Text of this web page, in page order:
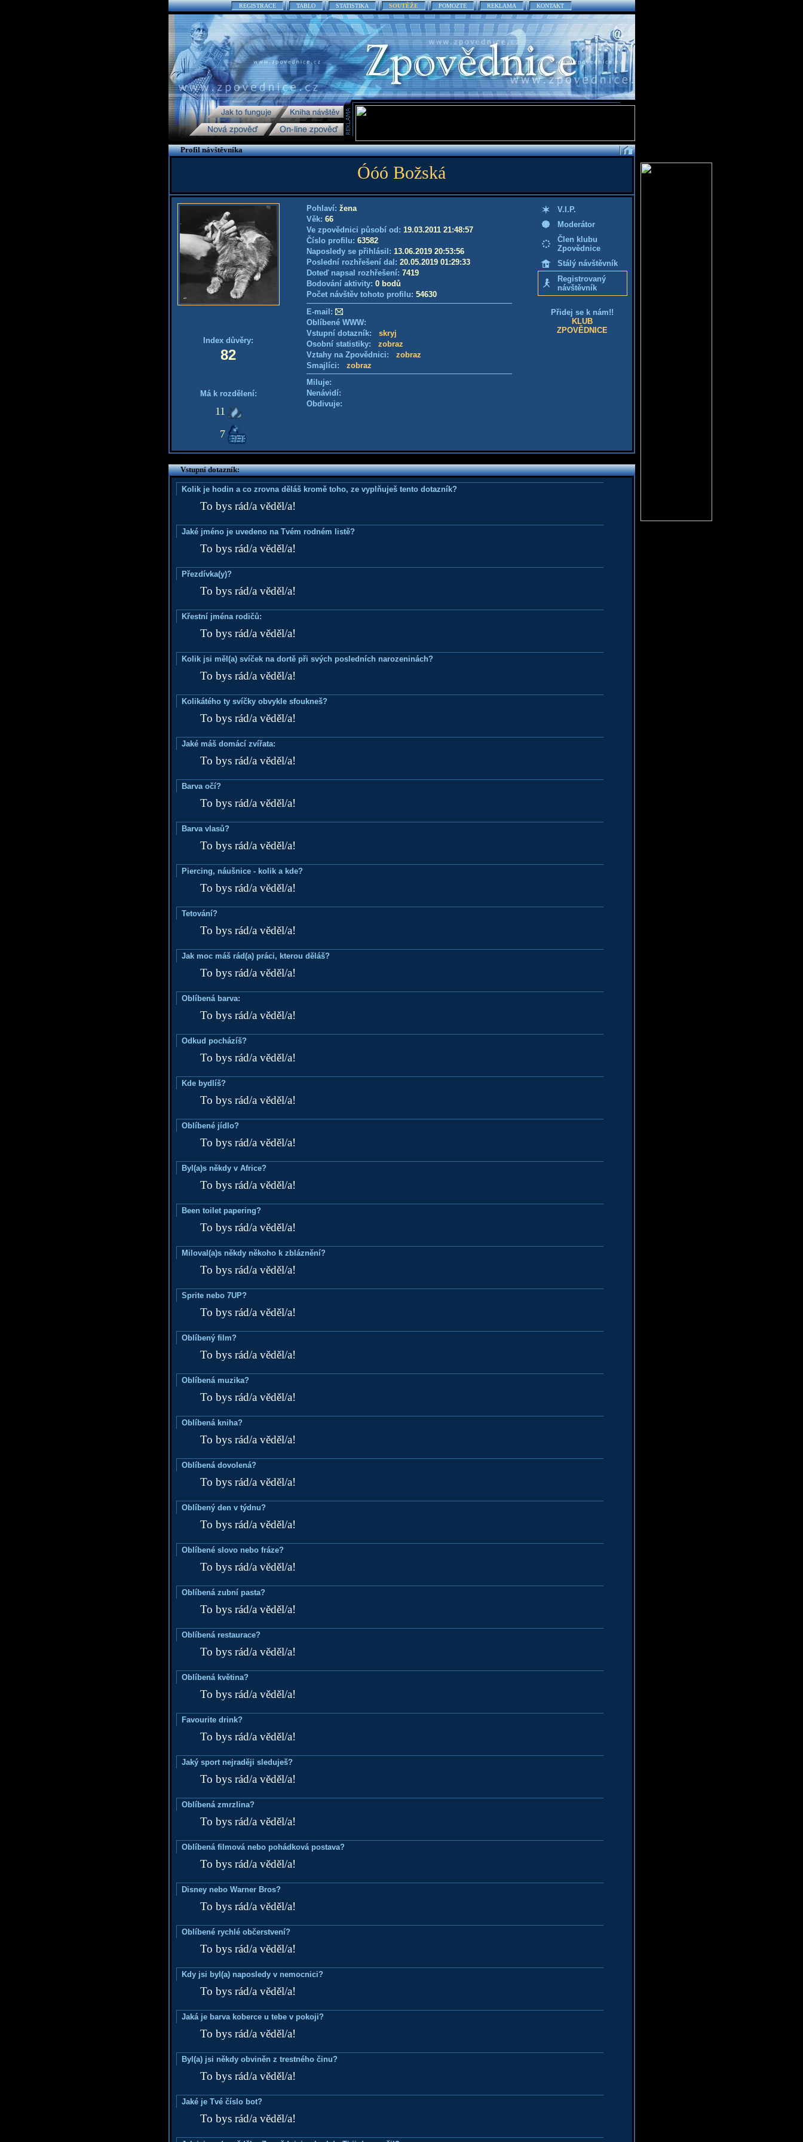
REGISTRACE TABLO STATISTIKA SOUTĚŽE POMOZTE REKLAMA KONTAKT
Profil návštěvníka
Óóó Božská
Index důvěry:
82
Má k rozdělení:
11
7
Pohlaví: žena
Věk: 66
Ve zpovědnici působí od: 19.03.2011 21:48:57
Číslo profilu: 63582
Naposledy se přihlásil: 13.06.2019 20:53:56
Poslední rozhřešení dal: 20.05.2019 01:29:33
Doteď napsal rozhřešení: 7419
Bodování aktivity: 0 bodů
Počet návštěv tohoto profilu: 54630
E-mail:
Oblíbené WWW:
Vstupní dotazník: skryj
Osobní statistiky: zobraz
Vztahy na Zpovědnici: zobraz
Smajlíci: zobraz
Miluje:
Nenávidí:
Obdivuje:
V.I.P.
Moderátor
Člen klubu
Zpovědnice
Stálý návštěvník
Registrovaný
návštěvník
Přidej se k nám!!
KLUB
ZPOVĚDNICE
Vstupní dotazník:
Kolik je hodin a co zrovna děláš kromě toho, ze vyplňuješ tento dotazník?
To bys rád/a věděl/a!
Jaké jméno je uvedeno na Tvém rodném listě?
To bys rád/a věděl/a!
Přezdívka(y)?
To bys rád/a věděl/a!
Křestní jména rodičů:
To bys rád/a věděl/a!
Kolik jsi měl(a) svíček na dortě při svých posledních narozeninách?
To bys rád/a věděl/a!
Kolikátého ty svíčky obvykle sfoukneš?
To bys rád/a věděl/a!
Jaké máš domácí zvířata:
To bys rád/a věděl/a!
Barva očí?
To bys rád/a věděl/a!
Barva vlasů?
To bys rád/a věděl/a!
Piercing, náušnice - kolik a kde?
To bys rád/a věděl/a!
Tetování?
To bys rád/a věděl/a!
Jak moc máš rád(a) práci, kterou děláš?
To bys rád/a věděl/a!
Oblíbená barva:
To bys rád/a věděl/a!
Odkud pocházíš?
To bys rád/a věděl/a!
Kde bydlíš?
To bys rád/a věděl/a!
Oblíbené jídlo?
To bys rád/a věděl/a!
Byl(a)s někdy v Africe?
To bys rád/a věděl/a!
Been toilet papering?
To bys rád/a věděl/a!
Miloval(a)s někdy někoho k zbláznění?
To bys rád/a věděl/a!
Sprite nebo 7UP?
To bys rád/a věděl/a!
Oblíbený film?
To bys rád/a věděl/a!
Oblíbená muzika?
To bys rád/a věděl/a!
Oblíbená kniha?
To bys rád/a věděl/a!
Oblíbená dovolená?
To bys rád/a věděl/a!
Oblíbený den v týdnu?
To bys rád/a věděl/a!
Oblíbené slovo nebo fráze?
To bys rád/a věděl/a!
Oblíbená zubní pasta?
To bys rád/a věděl/a!
Oblíbená restaurace?
To bys rád/a věděl/a!
Oblíbená květina?
To bys rád/a věděl/a!
Favourite drink?
To bys rád/a věděl/a!
Jaký sport nejraději sleduješ?
To bys rád/a věděl/a!
Oblíbená zmrzlina?
To bys rád/a věděl/a!
Oblíbená filmová nebo pohádková postava?
To bys rád/a věděl/a!
Disney nebo Warner Bros?
To bys rád/a věděl/a!
Oblíbené rychlé občerstvení?
To bys rád/a věděl/a!
Kdy jsi byl(a) naposledy v nemocnici?
To bys rád/a věděl/a!
Jaká je barva koberce u tebe v pokoji?
To bys rád/a věděl/a!
Byl(a) jsi někdy obviněn z trestného činu?
To bys rád/a věděl/a!
Jaké je Tvé číslo bot?
To bys rád/a věděl/a!